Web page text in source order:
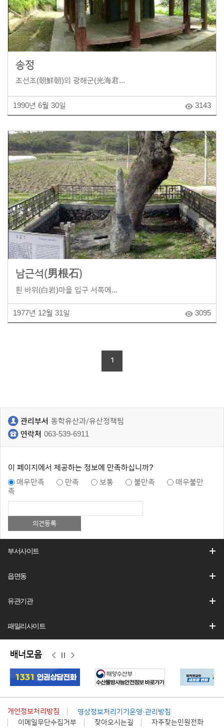
송정
조선조(朝鮮朝)의 광해군(光海君...
1990년 6월 30일 3143
남근석(男根石)
흰 바위(白岩)마을 입구 서쪽에...
1977년 12월 31일 3095
1
관리부서 동학유산과/유산정책팀
연락처 063-539-6911
이 페이지에서 제공하는 정보에 만족하십니까?
매우만족
만족 보통 불만족
매우불만
족
부서사이트
읍면동
유관기관
패밀리사이트
배너모음
전 지 음
개인정보처리방침
영상정보처리기기운영·관리방침
이메일무단수집거부
찾아오시는길 자주찾는민원전화